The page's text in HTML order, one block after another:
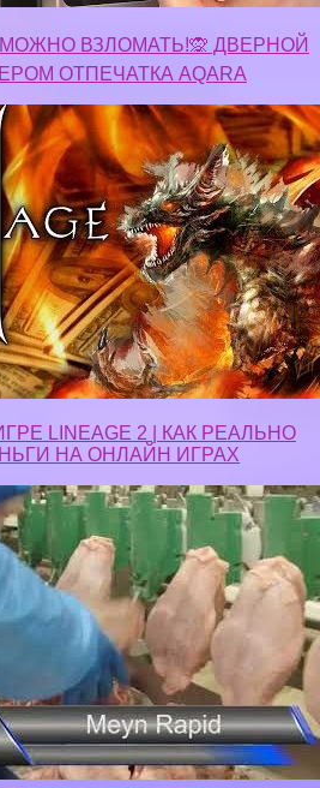
МОЖНО ВЗЛОМАТЬ!🙊 ДВЕРНОЙ
ОТПЕЧАТКА AQARA
LINEAGE 2 | КАК РЕАЛЬНО
НА ОНЛАЙН ИГРАХ